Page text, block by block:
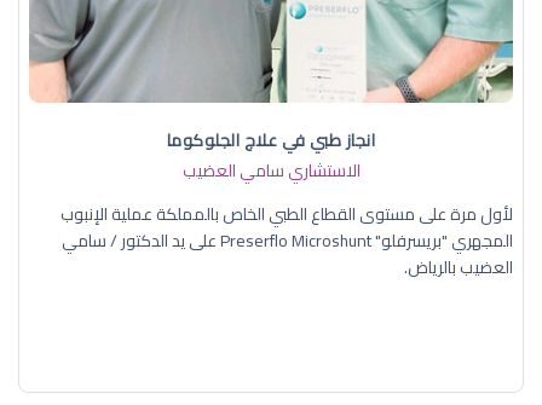
انجاز طبي في علاج الجلوكوما
الاستشاري سامي العضيب
لأول مرة على مستوى القطاع الطبي الخاص بالمملكة عملية الإنبوب
المجهري "بريسرفلو" Preserflo Microshunt على يد الدكتور / سامي
العضيب بالرياض.